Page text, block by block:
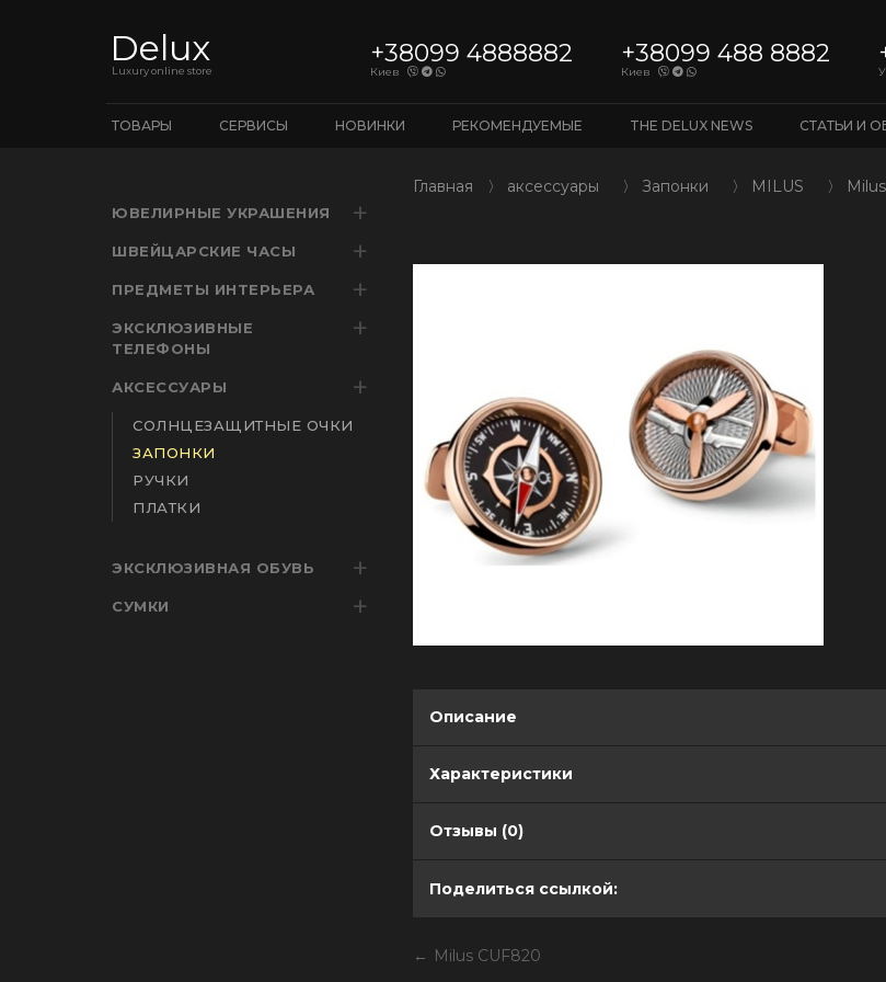
Delux
Luxury online store
+38099 4888882
Киев
+38099 488 8882
Киев
ТОВАРЫ СЕРВИСЫ НОВИНКИ РЕКОМЕНДУЕМЫЕ THE DELUX NEWS СТАТЬИ И
ЮВЕЛИРНЫЕ УКРАШЕНИЯ
ШВЕЙЦАРСКИЕ ЧАСЫ
ПРЕДМЕТЫ ИНТЕРЬЕРА
ЭКСКЛЮЗИВНЫЕ
ТЕЛЕФОНЫ
АКСЕССУАРЫ
СОЛНЦЕЗАЩИТНЫЕ ОЧКИ
ЗАПОНКИ
РУЧКИ
ПЛАТКИ
ЭКСКЛЮЗИВНАЯ ОБУВЬ
СУМКИ
Главная 〉 аксессуары 〉 Запонки 〉 MILUS 〉
Описание
Характеристики
Отзывы (0)
Поделиться ссылкой:
Milus CUF820